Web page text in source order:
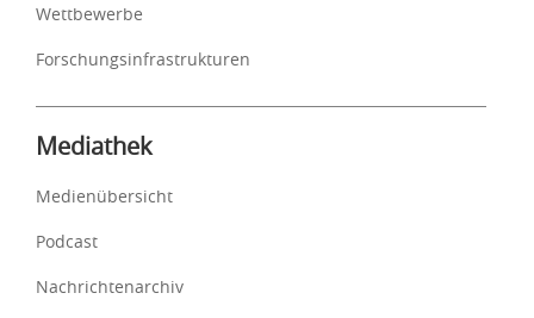
Wettbewerbe
Forschungsinfrastrukturen
Mediathek
Medienübersicht
Podcast
Nachrichtenarchiv